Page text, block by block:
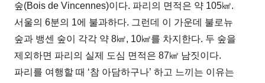
숲(Bois de Vincennes)이다. 파리의 면적은 약 105㎢.
서울의 6분의 1에 불과하다. 그런데 이 가운데 불로뉴
숲과 뱅센 숲이 각각 약 8㎢, 10㎢를 차지한다. 두 숲을
제외하면 파리의 실제 도심 면적은 87㎢ 남짓이다.
파리를 여행할 때 ‘참 아담하구나’ 하고 느끼는 이유는